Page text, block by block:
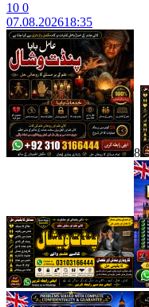
10 0
07.08.202618:35
8